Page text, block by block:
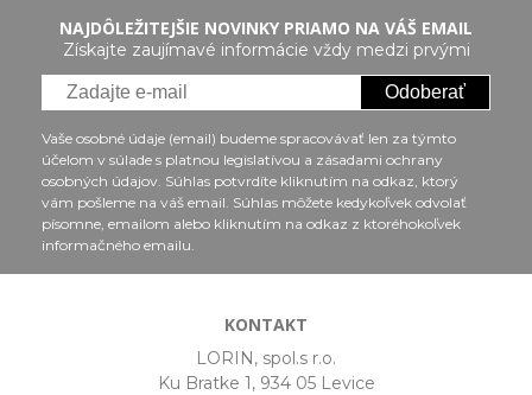
NAJDÔLEŽITEJŠIE NOVINKY PRIAMO NA VÁŠ EMAIL
Získajte zaujímavé informácie vždy medzi prvými
Odoberať
Vaše osobné údaje (email) budeme spracovávať len za týmto
účelom v súlade s platnou legislatívou a zásadami ochrany
osobných údajov. Súhlas potvrdíte kliknutím na odkaz, ktorý
vám pošleme na váš email. Súhlas môžete kedykoľvek odvolať
písomne, emailom alebo kliknutím na odkaz z ktoréhokoľvek
informačného emailu.
KONTAKT
LORIN, spol.s r.o.
Ku Bratke 1, 934 05 Levice